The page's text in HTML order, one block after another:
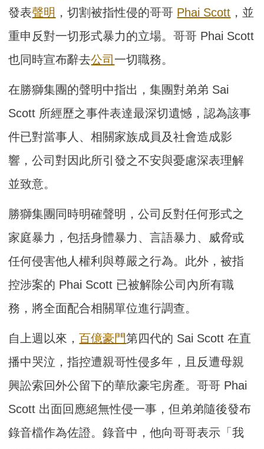
發表聲明 ，切割被指性侵的哥哥 Phai Scott ，並
重申反對一切形式暴力的立場。哥哥 Phai Scott
也同時宣布辭去公司 一切職務。
在勝獅集團的聲明中指出，集團對弟弟 Sai
Scott 所經歷之事件表達最深切遺憾，認為該事
件已對當事人、相關家族成員及社會造成影
響，公司對因此所引發之不安與憂慮深表理解
並致意。
勝獅集團同時明確聲明，公司反對任何形式之
家庭暴力，包括身體暴力、言語暴力、威脅或
任何侵害他人權利與尊嚴之行為。此外，被指
控涉案的 Phai Scott 已被解除公司內所有職
務，將全面配合相關單位進行調查。
自上週以來，百億豪門第四代的 Sai Scott 在直
播中哭泣，指控遭親哥性侵多年，且反遭母親
興訟索回外公留下的華欣豪宅房產。哥哥 Phai
Scott 出面回應絕無性侵一事，但弟弟隨後發布
錄音檔作為佐證。錄音中，他向哥哥表示「我